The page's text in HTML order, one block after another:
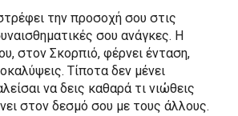
την προσοχή σου στις
σου ανάγκες. Η
στον Σκορπιό, φέρνει ένταση,
Τίποτα δεν μένει
να δεις καθαρά τι νιώθεις
στον δεσμό σου με τους άλλους.